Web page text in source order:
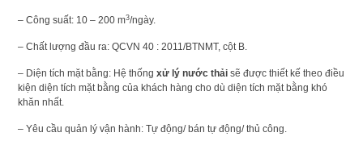
– Công suất: 10 – 200 m3/ngày.
– Chất lượng đầu ra: QCVN 40 : 2011/BTNMT, cột B.
– Diện tích mặt bằng: Hệ thống xử lý nước thảisẽ được thiết kế theo điều
kiện diện tích mặt bằng của khách hàng cho dù diện tích mặt bằng khó
khăn nhất.
– Yêu cầu quản lý vận hành: Tự động/ bán tự động/ thủ công.